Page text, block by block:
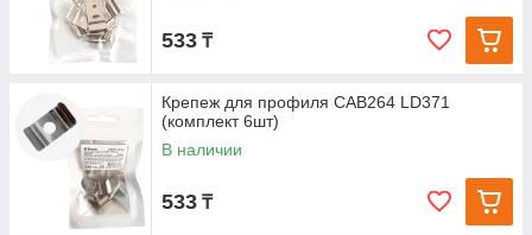
533 ₸
Крепеж для профиля САВ264 LD371
(комплект 6шт)
В наличии
533 ₸